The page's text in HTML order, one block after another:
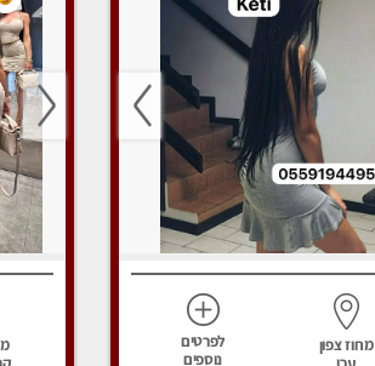
מחוז צפון
לפרטים
נוספים